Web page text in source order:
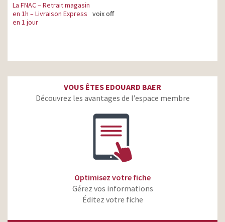
La FNAC – Retrait magasin
en 1h – Livraison Express
en 1 jour
voix off
VOUS ÊTES EDOUARD BAER
Découvrez les avantages de l’espace membre
Optimisez votre fiche
Gérez vos informations
Éditez votre fiche